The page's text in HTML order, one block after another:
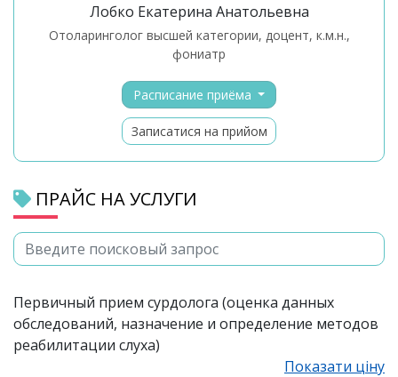
Лобко Екатерина Анатольевна
отоларинголог высшей категории, доцент, к.м.н.,
фониатр
Расписание приёма
Записатися на прийом
ПРАЙС НА УСЛУГИ
Первичный прием сурдолога (оценка данных
обследований, назначение и определение методов
реабилитации слуха)
Показати ціну